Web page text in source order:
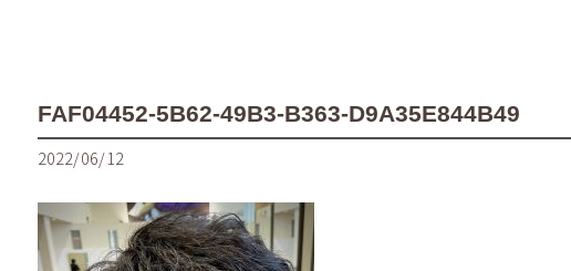
FAF04452-5B62-49B3-B363-D9A35E844B49
2022/06/12